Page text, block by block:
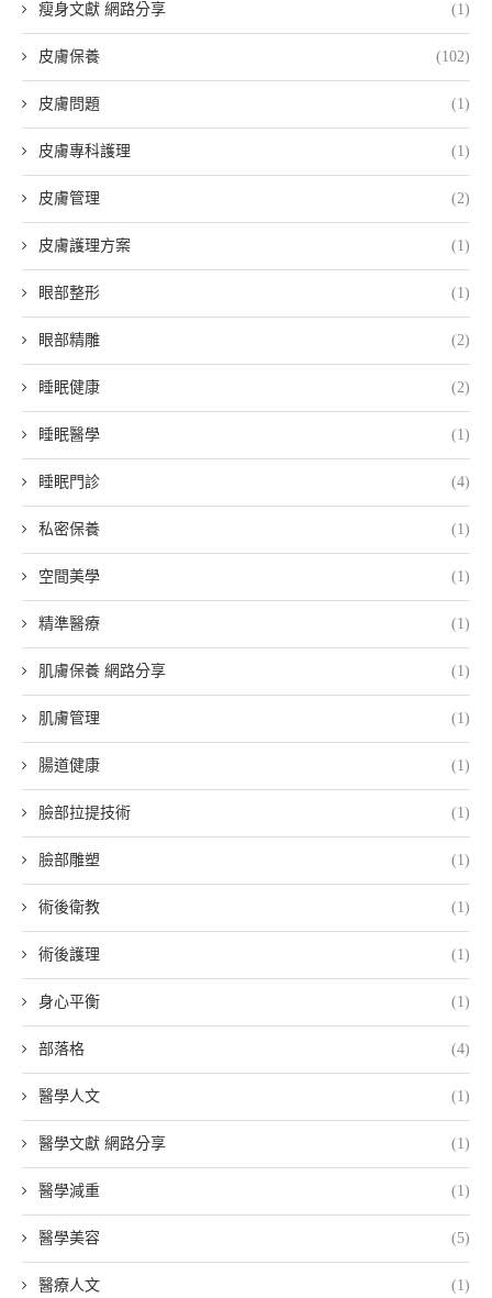
瘦身文獻 網路分享 (1)
皮膚保養 (102)
皮膚問題 (1)
皮膚專科護理 (1)
皮膚管理 (2)
皮膚護理方案 (1)
眼部整形 (1)
眼部精雕 (2)
睡眠健康 (2)
睡眠醫學 (1)
睡眠門診 (4)
私密保養 (1)
空間美學 (1)
精準醫療 (1)
肌膚保養 網路分享 (1)
肌膚管理 (1)
腸道健康 (1)
臉部拉提技術 (1)
臉部雕塑 (1)
術後衛教 (1)
術後護理 (1)
身心平衡 (1)
部落格 (4)
醫學人文 (1)
醫學文獻 網路分享 (1)
醫學減重 (1)
醫學美容 (5)
醫療人文 (1)